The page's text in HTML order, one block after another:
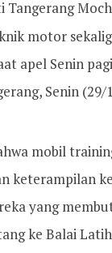
Tangerang
motor
apel Senin
Senin (29/
mobil
keterampilan
yang
ke Balai